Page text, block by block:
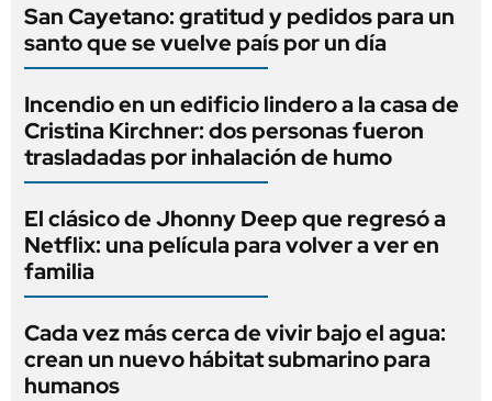
San Cayetano: gratitud y pedidos para un
santo que se vuelve país por un día
Incendio en un edificio lindero a la casa de
Cristina Kirchner: dos personas fueron
trasladadas por inhalación de humo
El clásico de Jhonny Deep que regresó a
Netflix: una película para volver a ver en
familia
Cada vez más cerca de vivir bajo el agua:
crean un nuevo hábitat submarino para
humanos